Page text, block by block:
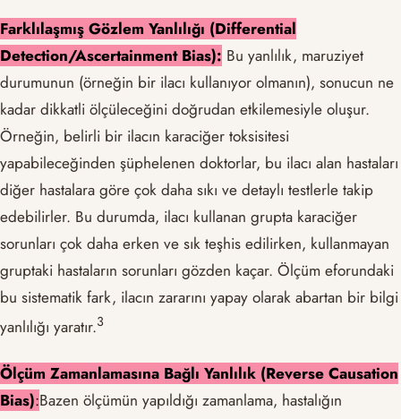
Farklılaşmış Gözlem Yanlılığı (Differential
Detection/Ascertainment Bias): Bu yanlılık, maruziyet
durumunun (örneğin bir ilacı kullanıyor olmanın), sonucun ne
kadar dikkatli ölçüleceğini doğrudan etkilemesiyle oluşur.
Örneğin, belirli bir ilacın karaciğer toksisitesi
yapabileceğinden şüphelenen doktorlar, bu ilacı alan hastaları
diğer hastalara göre çok daha sıkı ve detaylı testlerle takip
edebilirler. Bu durumda, ilacı kullanan grupta karaciğer
sorunları çok daha erken ve sık teşhis edilirken, kullanmayan
gruptaki hastaların sorunları gözden kaçar. Ölçüm eforundaki
bu sistematik fark, ilacın zararını yapay olarak abartan bir bilgi
yanlılığı yaratır.​3​
Ölçüm Zamanlamasına Bağlı Yanlılık (Reverse Causation
Bias):Bazen ölçümün yapıldığı zamanlama, hastalığın